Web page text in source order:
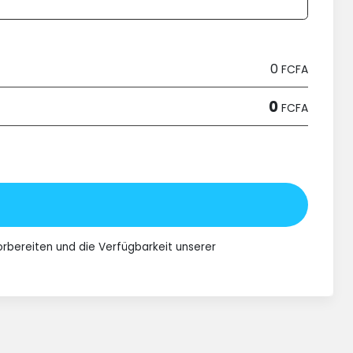
0 FCFA
0 FCFA
und die Verfügbarkeit unserer